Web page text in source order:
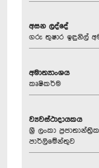
අසන ලද්දේ
ගරු තුෂාර ඉඳුනිල්
අමාත්‍යාංශය
කෘෂිකර්ම
ව්‍යවස්ථාදායකය
ශ්‍රී ලංකා
පාර්ලිමේන්තුව